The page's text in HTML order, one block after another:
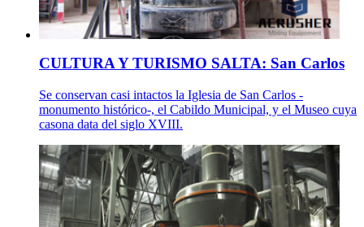
CULTURA Y TURISMO SALTA: San Carlos
Se conservan casi intactos la Iglesia de San Carlos -
monumento histórico-, el Cabildo Municipal, y el Museo cuya
casona data del siglo XVIII.